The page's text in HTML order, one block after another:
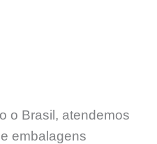
o Brasil, atendemos
embalagens